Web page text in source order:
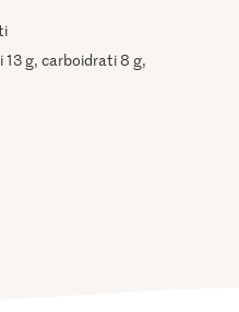
g, carboidrati 8 g,